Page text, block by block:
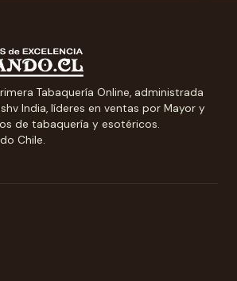
Tabaquería Online, administrada
India, líderes en ventas por Mayor y
de tabaquería y esotéricos.
Chile.